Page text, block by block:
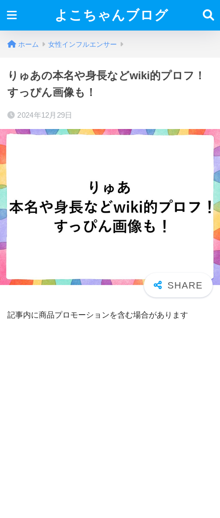
よこちゃんブログ
ホーム 女性インフルエンサー
りゅあの本名や身長などwiki的プロフ！
すっぴん画像も！
2024年12月29日
記事内に商品プロモーションを含む場合があります